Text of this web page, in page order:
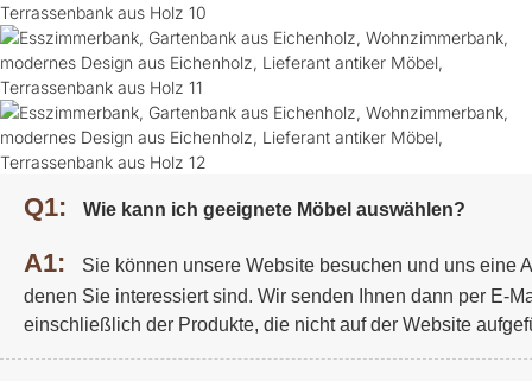
Q1: Wie kann ich geeignete Möbel auswählen?
A1:
Sie können unsere Website besuchen und uns eine
denen Sie interessiert sind. Wir senden Ihnen dann per E-
einschließlich der Produkte, die nicht auf der Website